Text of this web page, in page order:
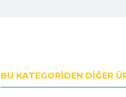
BU KATEGORIDEN DIĞER